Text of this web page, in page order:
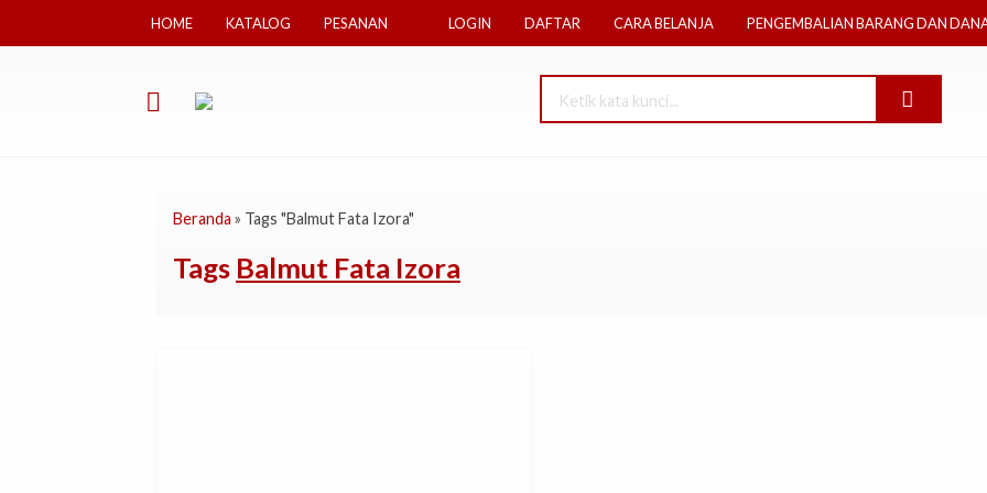
HOME KATALOG PESANAN LOGIN DAFTAR CARA BELANJA PENGEMBALIAN BARANG DAN
Beranda » Tags "Balmut Fata Izora"
Tags Balmut Fata Izora